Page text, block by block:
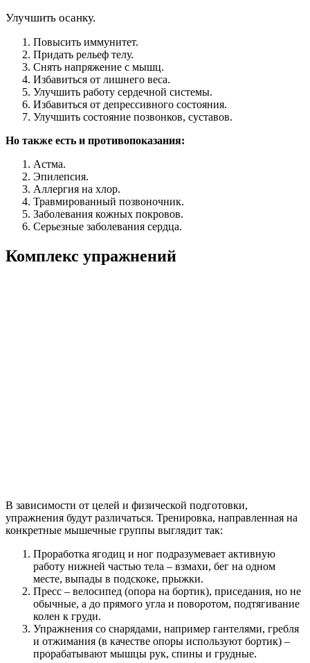
Улучшить осанку.
Повысить иммунитет.
Придать рельеф телу.
Снять напряжение с мышц.
Избавиться от лишнего веса.
Улучшить работу сердечной системы.
Избавиться от депрессивного состояния.
Улучшить состояние позвонков, суставов.
Но также есть и противопоказания:
Астма.
Эпилепсия.
Аллергия на хлор.
Травмированный позвоночник.
Заболевания кожных покровов.
Серьезные заболевания сердца.
Комплекс упражнений
В зависимости от целей и физической подготовки,
упражнения будут различаться. Тренировка, направленная на
конкретные мышечные группы выглядит так:
Проработка ягодиц и ног подразумевает активную
работу нижней частью тела – взмахи, бег на одном
месте, выпады в подскоке, прыжки.
Пресс – велосипед (опора на бортик), приседания, но не
обычные, а до прямого угла и поворотом, подтягивание
колен к груди.
Упражнения со снарядами, например гантелями, гребля
и отжимания (в качестве опоры используют бортик) –
прорабатывают мышцы рук, спины и грудные.